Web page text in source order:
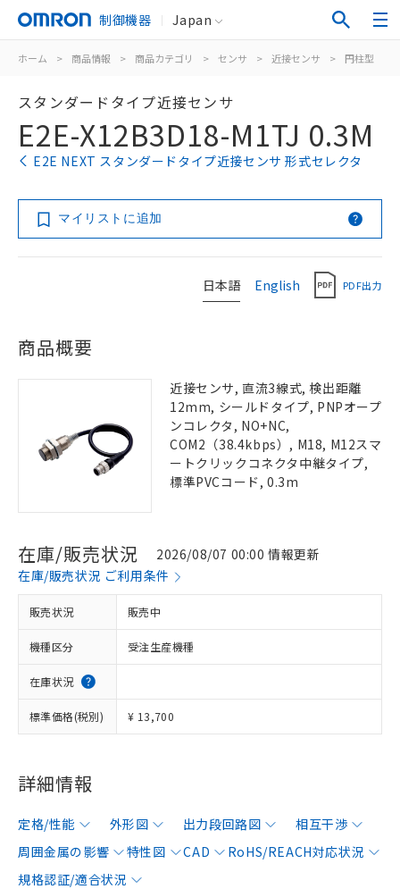
制御機器 Japan
ホーム > 商品情報 > 商品カテゴリ > センサ > 近接センサ > 円柱型
スタンダードタイプ近接センサ
E2E-X12B3D18-M1TJ 0.3M
E2E NEXT スタンダードタイプ近接センサ 形式セレクタ
マイリストに追加
日本語 English PDF出力
商品概要
近接センサ, 直流3線式, 検出距離
12mm, シールドタイプ, PNPオープ
ンコレクタ, NO+NC,
COM2（38.4kbps）, M18, M12スマ
ートクリックコネクタ中継タイプ,
標準PVCコード, 0.3m
在庫/販売状況
2026/08/07 00:00 情報更新
在庫/販売状況 ご利用条件
販売状況 販売中
機種区分 受注生産機種
在庫状況
標準価格(税別) ¥ 13,700
詳細情報
定格/性能 外形図 出力段回路図
相互干渉
周囲金属の影響
特性図 CAD
RoHS/REACH対応状況
規格認証/適合状況